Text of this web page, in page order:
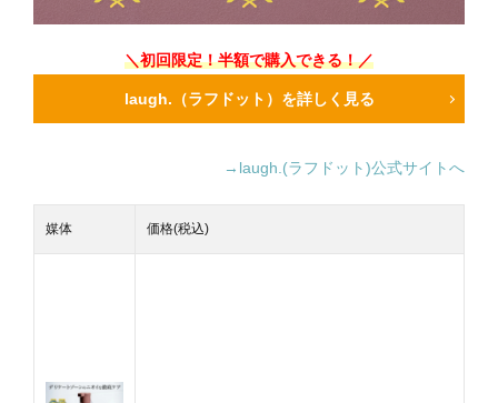
＼初回限定！半額で購入できる！／
laugh.（ラフドット）を詳しく見る
→laugh.(ラフドット)公式サイトへ
媒体 価格(税込)